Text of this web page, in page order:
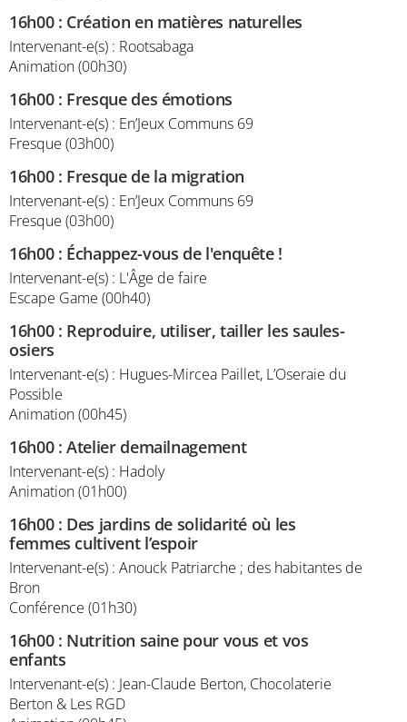
16h00: Création en matières naturelles
Intervenant-e(s) : Rootsabaga
Animation (00h30)
16h00: Fresque des émotions
Intervenant-e(s) : En’Jeux Communs 69
Fresque (03h00)
16h00: Fresque de la migration
Intervenant-e(s) : En’Jeux Communs 69
Fresque (03h00)
16h00: Échappez-vous de l'enquête !
Intervenant-e(s) : L'Âge de faire
Escape Game (00h40)
16h00: Reproduire, utiliser, tailler les saules-
osiers
Intervenant-e(s) : Hugues-Mircea Paillet, L’Oseraie du
Possible
Animation (00h45)
16h00:Atelier demailnagement
Intervenant-e(s) : Hadoly
Animation (01h00)
16h00: Des jardins de solidarité où les
femmes cultivent l’espoir
Intervenant-e(s) : Anouck Patriarche ; des habitantes de
Bron
Conférence (01h30)
16h00: Nutrition saine pour vous et vos
enfants
Intervenant-e(s) : Jean-Claude Berton, Chocolaterie
Berton & Les RGD